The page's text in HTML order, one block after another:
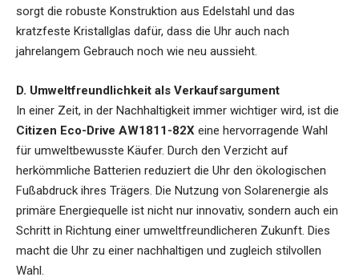
sorgt die robuste Konstruktion aus Edelstahl und das
kratzfeste Kristallglas dafür, dass die Uhr auch nach
jahrelangem Gebrauch noch wie neu aussieht.
D. Umweltfreundlichkeit als Verkaufsargument
In einer Zeit, in der Nachhaltigkeit immer wichtiger wird, ist die
Citizen Eco-Drive AW1811-82X eine hervorragende Wahl
für umweltbewusste Käufer. Durch den Verzicht auf
herkömmliche Batterien reduziert die Uhr den ökologischen
Fußabdruck ihres Trägers. Die Nutzung von Solarenergie als
primäre Energiequelle ist nicht nur innovativ, sondern auch ein
Schritt in Richtung einer umweltfreundlicheren Zukunft. Dies
macht die Uhr zu einer nachhaltigen und zugleich stilvollen
Wahl.